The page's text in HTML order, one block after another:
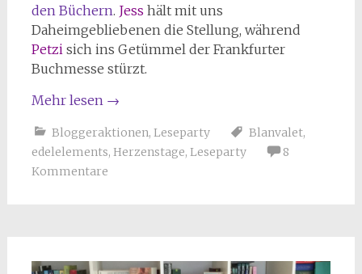
den Büchern. Jess hält mit uns
Daheimgebliebenen die Stellung, während
Petzi sich ins Getümmel der Frankfurter
Buchmesse stürzt.
Mehr lesen →
Bloggeraktionen, Leseparty Blanvalet,
edelelements, Herzenstage, Leseparty
8
Kommentare